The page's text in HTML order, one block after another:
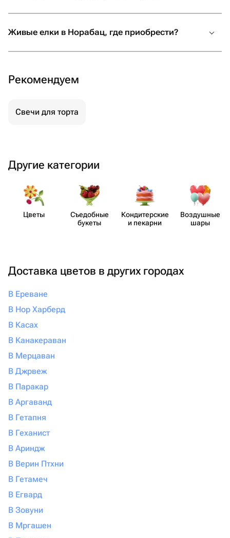
Живые елки в Норабац, где приобрести?
Рекомендуем
Свечи для торта
Другие категории
Цветы
Съедобные
букеты
Кондит​ерские
и пекарни
Воздушные
шары
Доставка цветов в других городах
В Ереване
В Нор Харберд
В Касах
В Канакераван
В Мерцаван
В Джрвеж
В Паракар
В Аргаванд
В Гетапня
В Геханист
В Ариндж
В Верин Птхни
В Гетамеч
В Егвард
В Зовуни
В Мргашен